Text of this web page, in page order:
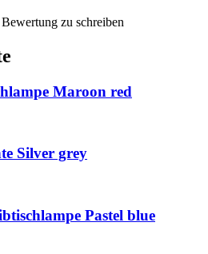
zu schreiben
Maroon red
Silver grey
Pastel blue